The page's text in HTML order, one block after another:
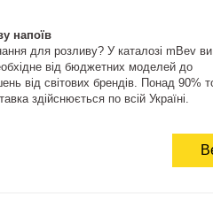
напоїв
для розливу? У каталозі mBev ви
від бюджетних моделей до
від світових брендів. Понад 90%
здійснюється по всій Україні.